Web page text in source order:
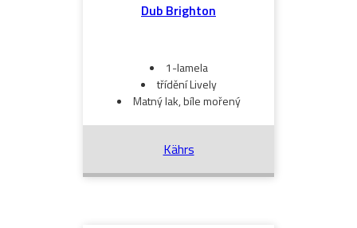
Dub Brighton
1-lamela
třídění Lively
Matný lak, bíle mořený
Kährs